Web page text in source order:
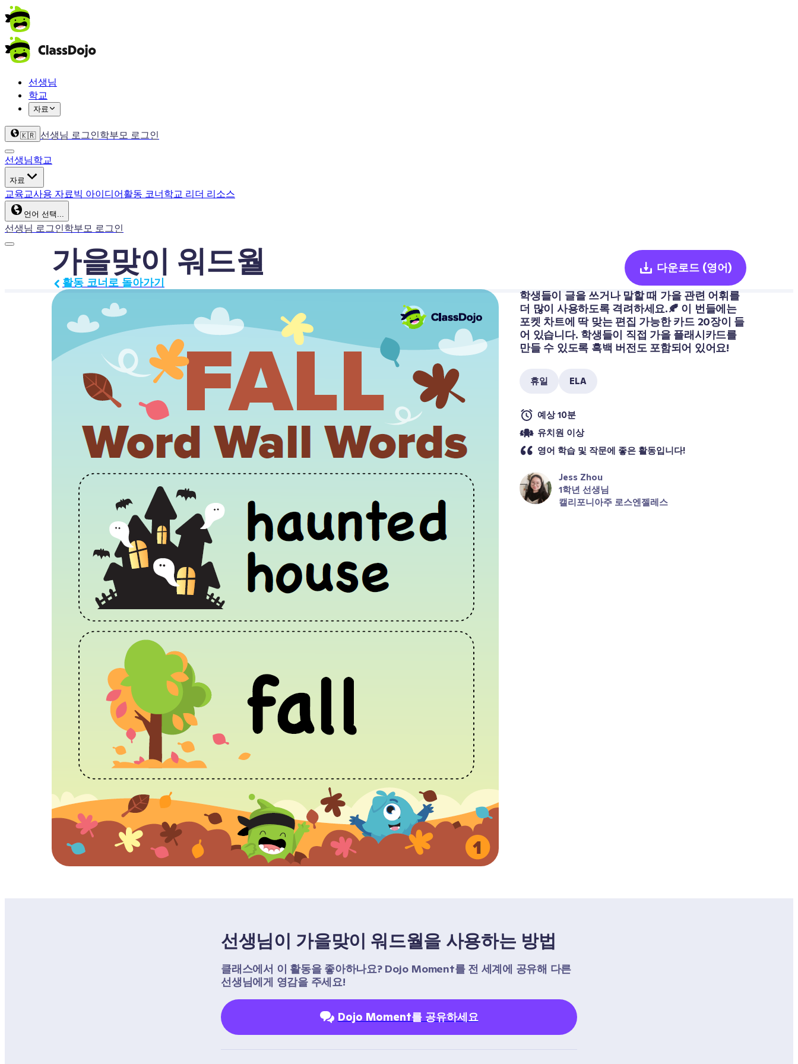
선생님
학교
자료
🇰🇷 선생님 로그인학부모 로그인
선생님학교
자료
교육교사용 자료빅 아이디어활동 코너학교 리더 리소스
언어 선택...
선생님 로그인학부모 로그인
가을맞이 워드월
활동 코너로 돌아가기
다운로드 (영어)
학생들이 글을 쓰거나 말할 때 가을 관련 어휘를
더 많이 사용하도록 격려하세요.🍂 이 번들에는
포켓 차트에 딱 맞는 편집 가능한 카드 20장이 들
어 있습니다. 학생들이 직접 가을 플래시카드를
만들 수 있도록 흑백 버전도 포함되어 있어요!
휴일 ELA
예상 10분
유치원 이상
영어 학습 및 작문에 좋은 활동입니다!
Jess Zhou
1학년 선생님
캘리포니아주 로스엔젤레스
선생님이 가을맞이 워드월을 사용하는 방법
클래스에서 이 활동을 좋아하나요? Dojo Moment를 전 세계에 공유해 다른
선생님에게 영감을 주세요!
Dojo Moment를 공유하세요